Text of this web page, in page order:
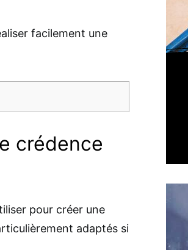
facilement une
crédence
pour créer une
adaptés si